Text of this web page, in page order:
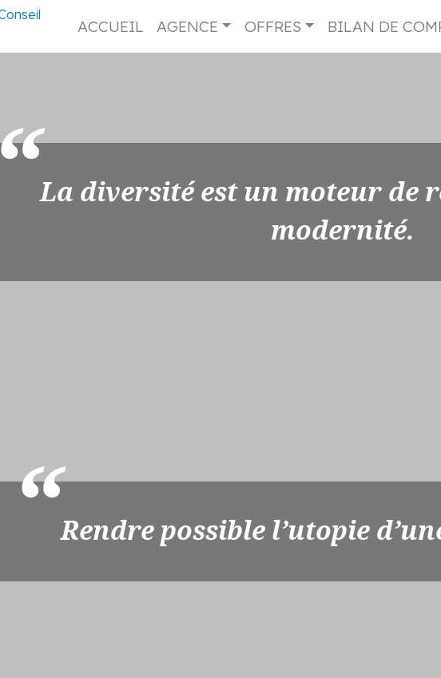
ACCUEIL AGENCE OFFRES BILAN DE
La diversité est un moteur de
modernité.
Rendre possible l’utopie